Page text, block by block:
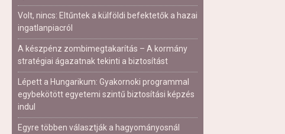
Volt, nincs: Eltűntek a külföldi befektetők a hazai
ingatlanpiacról
A készpénz zombimegtakarítás – A kormány
stratégiai ágazatnak tekinti a biztosítást
Lépett a Hungarikum: Gyakornoki programmal
egybekötött egyetemi szintű biztosítási képzés
indul
Egyre többen választják a hagyományosnál